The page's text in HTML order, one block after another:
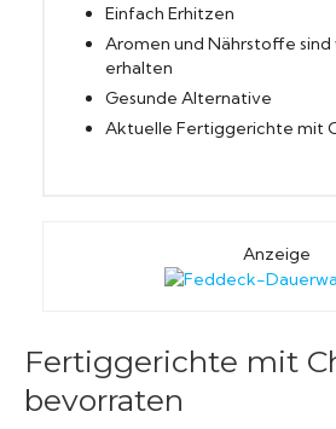
Einfach Erhitzen
Aromen und Nährstoffe
erhalten
Gesunde Alternative
Aktuelle Fertiggerichte mit
Anzeige
Fertiggerichte mit
bevorraten